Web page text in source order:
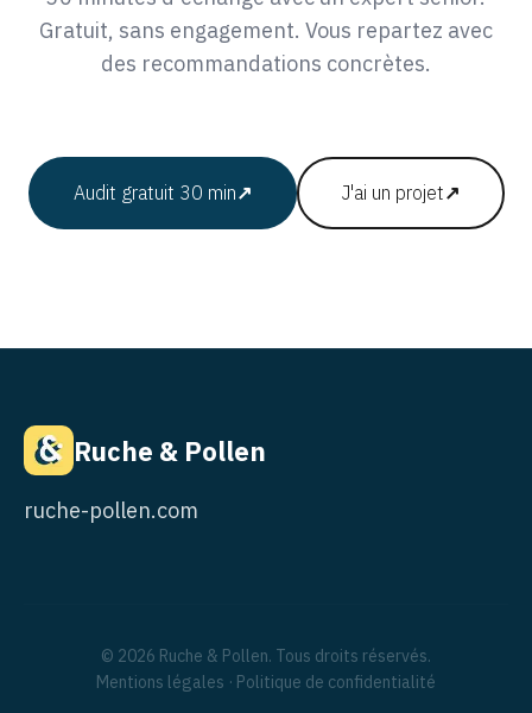
Gratuit, sans engagement. Vous repartez avec
des recommandations concrètes.
Audit gratuit 30 min↗ J'ai un projet↗
Ruche & Pollen
ruche-pollen.com
© 2026 Ruche & Pollen. Tous droits réservés.
Mentions légales · Politique de confidentialité